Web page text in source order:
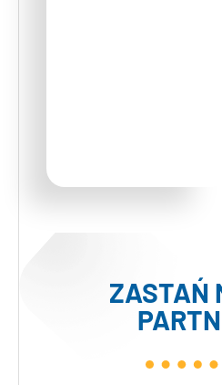
ZASTAŃ